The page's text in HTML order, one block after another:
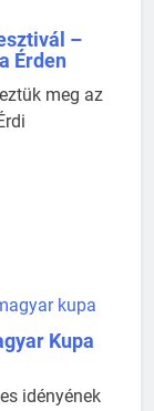
–
Érden
meg az
kupa
Kupa
idényének